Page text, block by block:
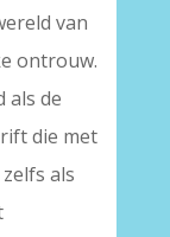
van
ontrouw.
als de
die met
als